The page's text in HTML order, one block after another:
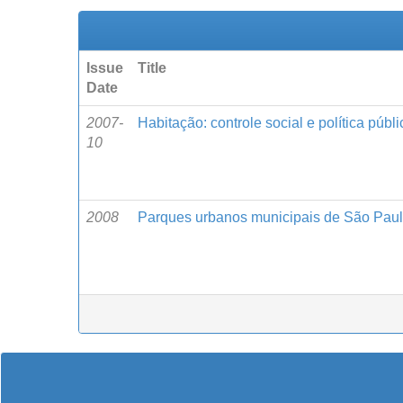
Issue
Date
Title
2007-
10
Habitação: controle social e política
2008 Parques urbanos municipais de São